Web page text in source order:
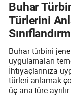
Buhar
Türlerini
Buhar türbini
uygulamaları
İhtiyaçlarınıza
türleri anlamak
üç ana türe ayrılır: